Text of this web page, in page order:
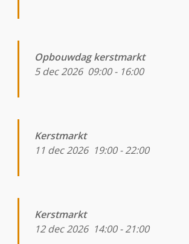
Opbouwdag kerstmarkt
5 dec 2026 09:00- 16:00
Kerstmarkt
11 dec 2026 19:00-22:00
Kerstmarkt
12 dec 2026 14:00-21:00